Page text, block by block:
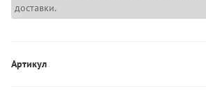
доставки.
Артикул